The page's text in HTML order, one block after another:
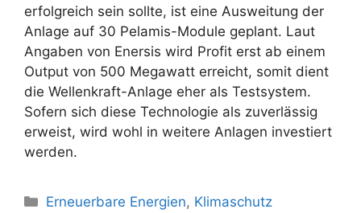
erfolgreich sein sollte, ist eine Ausweitung der
Anlage auf 30 Pelamis-Module geplant. Laut
Angaben von Enersis wird Profit erst ab einem
Output von 500 Megawatt erreicht, somit dient
die Wellenkraft-Anlage eher als Testsystem.
Sofern sich diese Technologie als zuverlässig
erweist, wird wohl in weitere Anlagen investiert
werden.
Kategorien
Erneuerbare Energien, Klimaschutz